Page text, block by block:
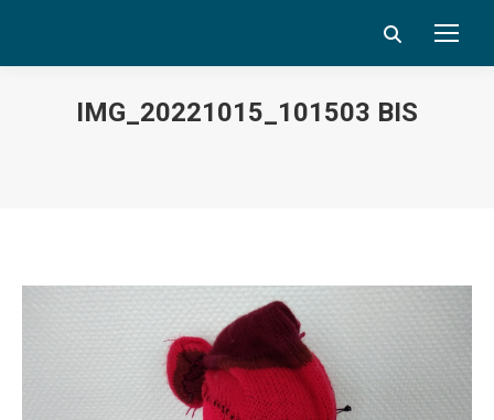
Search:
IMG_20221015_101503 BIS